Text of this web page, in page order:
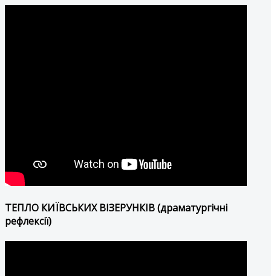
ТЕПЛО КИЇВСЬКИХ ВІЗЕРУНКІВ (драматургічні
рефлексії)